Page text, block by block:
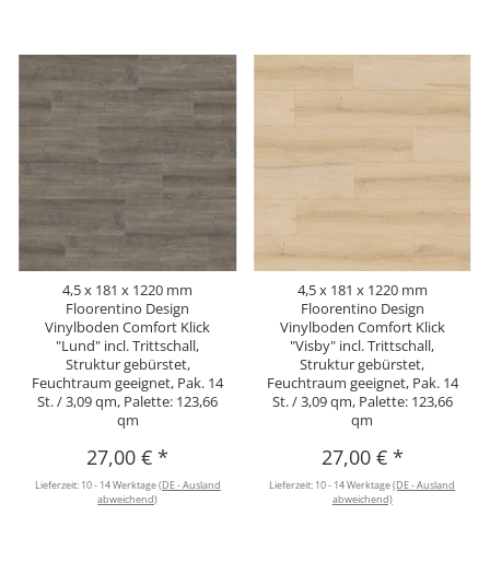
4,5 x 181 x 1220 mm
Floorentino Design
Vinylboden Comfort Klick
"Lund" incl. Trittschall,
Struktur gebürstet,
Feuchtraum geeignet, Pak. 14
St. / 3,09 qm, Palette: 123,66
qm
27,00 €*
Lieferzeit: 10 - 14 Werktage(DE - Ausland
abweichend)
4,5 x 181 x 1220 mm
Floorentino Design
Vinylboden Comfort Klick
"Visby" incl. Trittschall,
Struktur gebürstet,
Feuchtraum geeignet, Pak. 14
St. / 3,09 qm, Palette: 123,66
qm
27,00 € *
Lieferzeit: 10 - 14 Werktage(DE - Ausland
abweichend)